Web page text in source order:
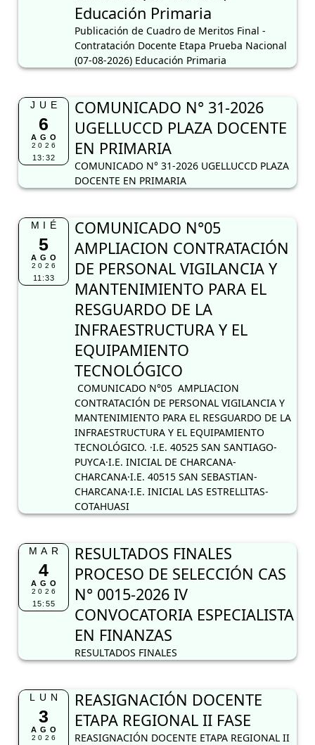
Educación Primaria
Publicación de Cuadro de Meritos Final -
Contratación Docente Etapa Prueba Nacional
(07-08-2026) Educación Primaria
JUE
6
AGO
2026
13:32
COMUNICADO N° 31-2026
UGELLUCCD PLAZA DOCENTE
EN PRIMARIA
COMUNICADO N° 31-2026 UGELLUCCD PLAZA
DOCENTE EN PRIMARIA
MIÉ
5
AGO
2026
11:33
COMUNICADO N°05
AMPLIACION CONTRATACIÓN
DE PERSONAL VIGILANCIA Y
MANTENIMIENTO PARA EL
RESGUARDO DE LA
INFRAESTRUCTURA Y EL
EQUIPAMIENTO
TECNOLÓGICO
COMUNICADO N°05 AMPLIACION
CONTRATACIÓN DE PERSONAL VIGILANCIA Y
MANTENIMIENTO PARA EL RESGUARDO DE LA
INFRAESTRUCTURA Y EL EQUIPAMIENTO
TECNOLÓGICO. ·I.E. 40525 SAN SANTIAGO-
PUYCA·I.E. INICIAL DE CHARCANA-
CHARCANA·I.E. 40515 SAN SEBASTIAN-
CHARCANA·I.E. INICIAL LAS ESTRELLITAS-
COTAHUASI
MAR
4
AGO
2026
15:55
RESULTADOS FINALES
PROCESO DE SELECCIÓN CAS
N° 0015-2026 IV
CONVOCATORIA ESPECIALISTA
EN FINANZAS
RESULTADOS FINALES
LUN
3
AGO
2026
REASIGNACIÓN DOCENTE
ETAPA REGIONAL II FASE
REASIGNACIÓN DOCENTE ETAPA REGIONAL II